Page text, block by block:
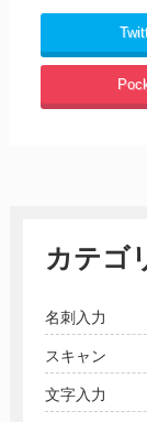
カテゴ
名刺入力
スキャン
文字入力